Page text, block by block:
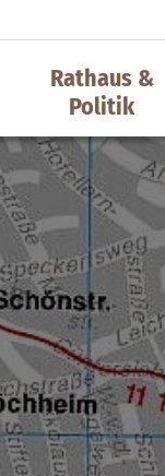
Rathaus &
Politik